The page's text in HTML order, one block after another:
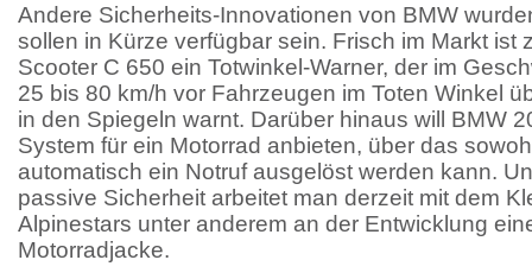
Andere Sicherheits-Innovationen von BMW
sollen in Kürze verfügbar sein. Frisch im Markt ist
Scooter C 650 ein Totwinkel-Warner, der im
25 bis 80 km/h vor Fahrzeugen im Toten Winkel
in den Spiegeln warnt. Darüber hinaus will BMW
System für ein Motorrad anbieten, über das
automatisch ein Notruf ausgelöst werden kann.
passive Sicherheit arbeitet man derzeit mit dem
Alpinestars unter anderem an der Entwicklung
Motorradjacke.